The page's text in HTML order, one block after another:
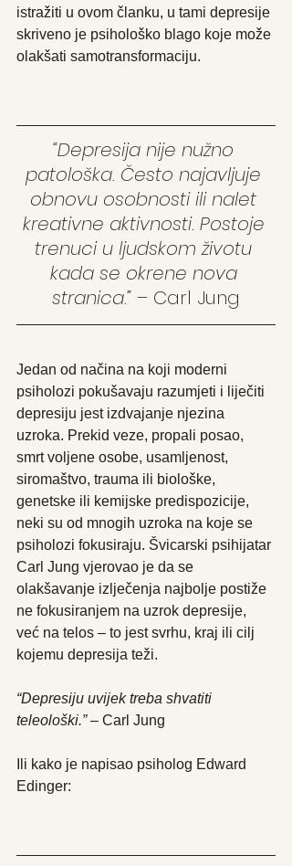
istražiti u ovom članku, u tami depresije
skriveno je psihološko blago koje može
olakšati samotransformaciju.
“Depresija nije nužno
patološka. Često najavljuje
obnovu osobnosti ili nalet
kreativne aktivnosti. Postoje
trenuci u ljudskom životu
kada se okrene nova
stranica.” – Carl Jung
Jedan od načina na koji moderni
psiholozi pokušavaju razumjeti i liječiti
depresiju jest izdvajanje njezina
uzroka. Prekid veze, propali posao,
smrt voljene osobe, usamljenost,
siromaštvo, trauma ili biološke,
genetske ili kemijske predispozicije,
neki su od mnogih uzroka na koje se
psiholozi fokusiraju. Švicarski psihijatar
Carl Jung vjerovao je da se
olakšavanje izlječenja najbolje postiže
ne fokusiranjem na uzrok depresije,
već na telos – to jest svrhu, kraj ili cilj
kojemu depresija teži.
“Depresiju uvijek treba shvatiti
teleološki.” – Carl Jung
Ili kako je napisao psiholog Edward
Edinger: